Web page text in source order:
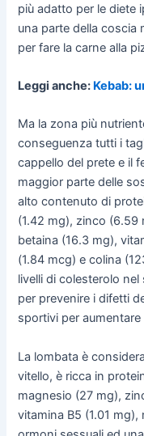
più adatto per le diete
una parte della coscia
per fare la carne alla
Leggi anche: Kebab:
Ma la zona più
conseguenza tutti i
cappello del prete e il
maggior parte delle
alto contenuto di
(1.42 mg), zinco (6.59
betaina (16.3 mg),
(1.84 mcg) e colina
livelli di colesterolo
per prevenire i difetti
sportivi per aumentare
La lombata è
vitello, è ricca in
magnesio (27 mg),
vitamina B5 (1.01